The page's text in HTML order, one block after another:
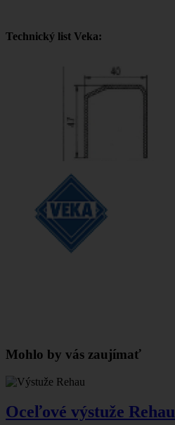
Technický list Veka:
Mohlo by vás zaujímať
Oceľové výstuže Rehau